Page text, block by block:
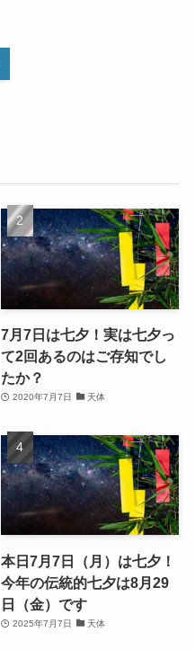
7月7日は七夕！実は七夕っ
て2回あるのはご存知でし
たか？
2020年7月7日 天体
本日7月7日（月）は七夕！
今年の伝統的七夕は8月29
日（金）です
2025年7月7日 天体